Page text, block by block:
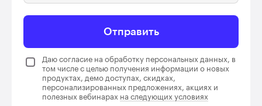
Отправить
Даю согласие на обработку персональных данных, в
том числе с целью получения информации о новых
продуктах, демо доступах, скидках,
персонализированных предложениях, акциях и
полезных вебинарах на следующих условиях